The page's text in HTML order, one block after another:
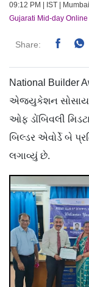
09:12 PM | IST | Mumbai
Gujarati Mid-day
Share:
National Builder
એજ્યુકેશન
ઓફ ડોંબિવલી
બિલ્ડર એવોર્ડે બે
લગાવ્યું છે.